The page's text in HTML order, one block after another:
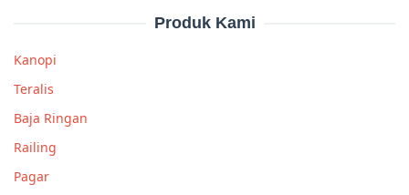
Produk Kami
Kanopi
Teralis
Baja Ringan
Railing
Pagar